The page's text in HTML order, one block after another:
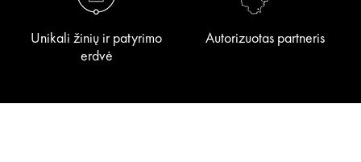
Unikali žinių ir patyrimo
erdvė
Autorizuotas partneris